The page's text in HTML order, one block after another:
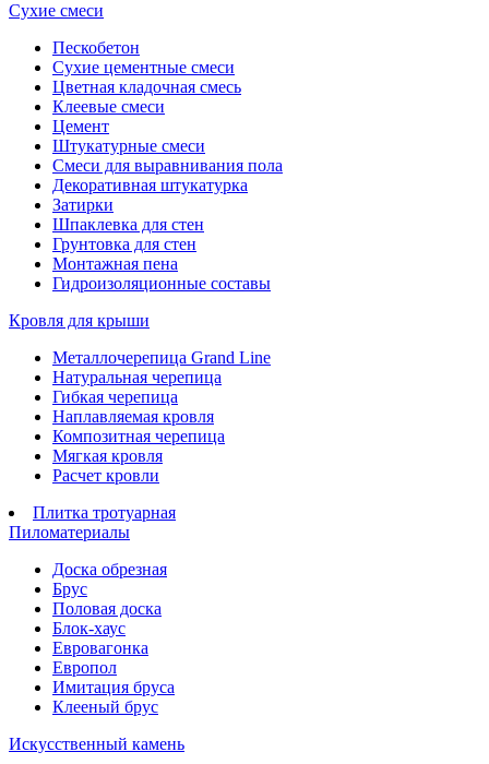
Сухие смеси
Пескобетон
Сухие цементные смеси
Цветная кладочная смесь
Клеевые смеси
Цемент
Штукатурные смеси
Смеси для выравнивания пола
Декоративная штукатурка
Затирки
Шпаклевка для стен
Грунтовка для стен
Монтажная пена
Гидроизоляционные составы
Кровля для крыши
Металлочерепица Grand Line
Натуральная черепица
Гибкая черепица
Наплавляемая кровля
Композитная черепица
Мягкая кровля
Расчет кровли
Плитка тротуарная
Пиломатериалы
Доска обрезная
Брус
Половая доска
Блок-хаус
Евровагонка
Европол
Имитация бруса
Клееный брус
Искусственный камень